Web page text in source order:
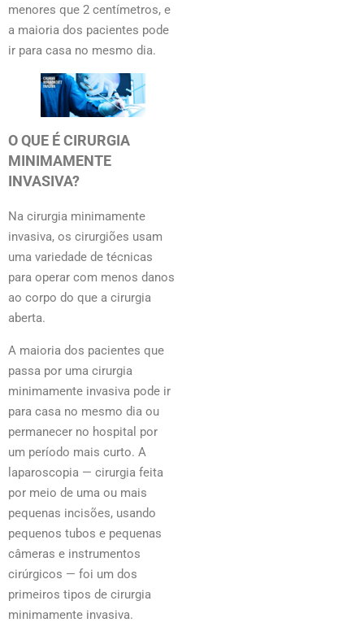
menores que 2 centímetros, e
a maioria dos pacientes pode
ir para casa no mesmo dia.
O QUE É CIRURGIA
MINIMAMENTE
INVASIVA?
Na cirurgia minimamente
invasiva, os cirurgiões usam
uma variedade de técnicas
para operar com menos danos
ao corpo do que a cirurgia
aberta.
A maioria dos pacientes que
passa por uma cirurgia
minimamente invasiva pode ir
para casa no mesmo dia ou
permanecer no hospital por
um período mais curto. A
laparoscopia — cirurgia feita
por meio de uma ou mais
pequenas incisões, usando
pequenos tubos e pequenas
câmeras e instrumentos
cirúrgicos — foi um dos
primeiros tipos de cirurgia
minimamente invasiva.